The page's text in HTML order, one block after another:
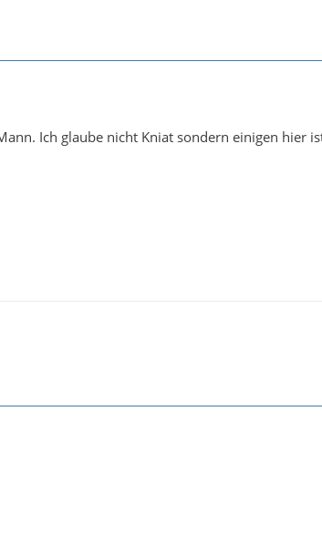
Ich glaube nicht Kniat sondern einigen hier